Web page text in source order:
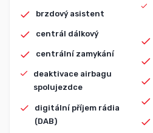
brzdový asistent
centrál dálkový
centrální zamykání
deaktivace airbagu
spolujezdce
digitální příjem rádia
(DAB)